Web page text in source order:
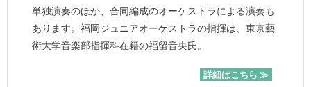
単独演奏のほか、合同編成のオーケストラによる演奏も
あります。福岡ジュニアオーケストラの指揮は、東京藝
術大学音楽部指揮科在籍の福留音央氏。
詳細はこちら ≫